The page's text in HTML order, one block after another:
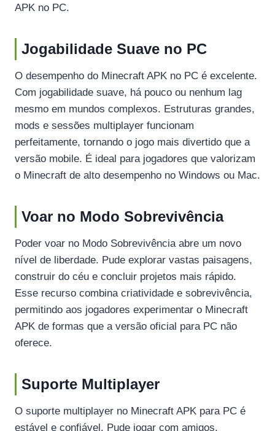
APK no PC.
Jogabilidade Suave no PC
O desempenho do Minecraft APK no PC é excelente.
Com jogabilidade suave, há pouco ou nenhum lag
mesmo em mundos complexos. Estruturas grandes,
mods e sessões multiplayer funcionam
perfeitamente, tornando o jogo mais divertido que a
versão mobile. É ideal para jogadores que valorizam
o Minecraft de alto desempenho no Windows ou Mac.
Voar no Modo Sobrevivência
Poder voar no Modo Sobrevivência abre um novo
nível de liberdade. Pude explorar vastas paisagens,
construir do céu e concluir projetos mais rápido.
Esse recurso combina criatividade e sobrevivência,
permitindo aos jogadores experimentar o Minecraft
APK de formas que a versão oficial para PC não
oferece.
Suporte Multiplayer
O suporte multiplayer no Minecraft APK para PC é
estável e confiável. Pude jogar com amigos,